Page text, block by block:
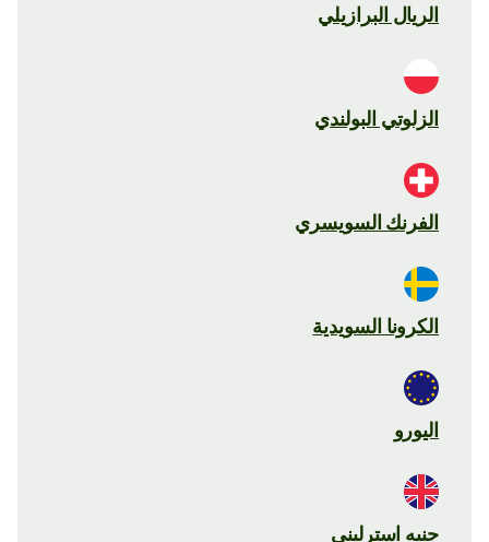
الريال البرازيلي
الزلوتي البولندي
الفرنك السويسري
الكرونا السويدية
اليورو
جنيه استرليني